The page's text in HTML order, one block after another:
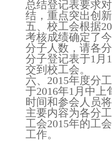
总结登记表要求
结，重点突出创新
五、校工会根据
考核成绩确定了
分子人数，请各
分子登记表于1月
交到校工会。
六、2015年度分
于2016年1月中上
时间和参会人员
主要内容为各分
工会2015年的工
工作。